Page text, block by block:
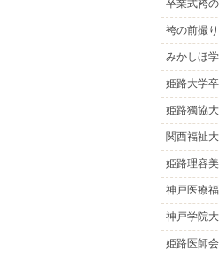
卒業式袴
袴の前撮
みかしほ
姫路大学
姫路獨協
関西福祉
姫路理容
神戸医療
神戸学院
姫路医師